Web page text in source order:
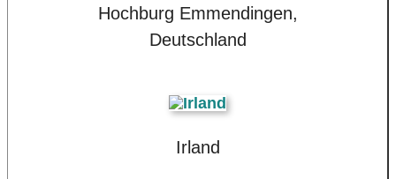
Hochburg Emmendingen,
Deutschland
Irland